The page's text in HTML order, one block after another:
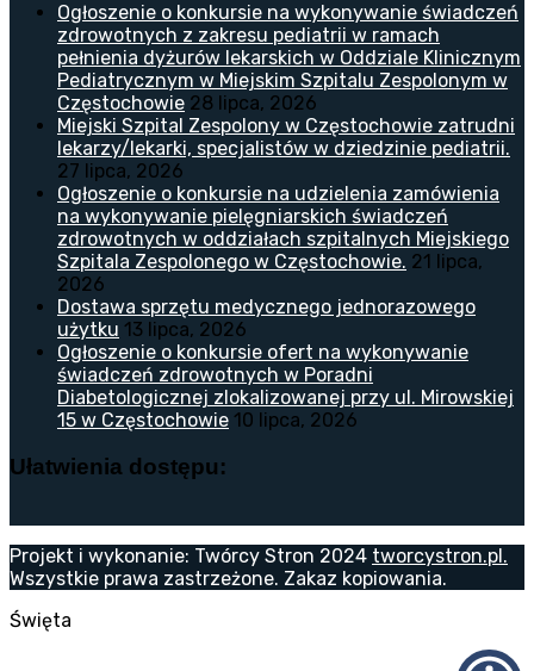
Ogłoszenie o konkursie na wykonywanie świadczeń
zdrowotnych z zakresu pediatrii w ramach
pełnienia dyżurów lekarskich w Oddziale Klinicznym
Pediatrycznym w Miejskim Szpitalu Zespolonym w
Częstochowie 28 lipca, 2026
Miejski Szpital Zespolony w Częstochowie zatrudni
lekarzy/lekarki, specjalistów w dziedzinie pediatrii.
27 lipca, 2026
Ogłoszenie o konkursie na udzielenia zamówienia
na wykonywanie pielęgniarskich świadczeń
zdrowotnych w oddziałach szpitalnych Miejskiego
Szpitala Zespolonego w Częstochowie. 21 lipca,
2026
Dostawa sprzętu medycznego jednorazowego
użytku 13 lipca, 2026
Ogłoszenie o konkursie ofert na wykonywanie
świadczeń zdrowotnych w Poradni
Diabetologicznej zlokalizowanej przy ul. Mirowskiej
15 w Częstochowie 10 lipca, 2026
Ułatwienia dostępu:
Projekt i wykonanie: Twórcy Stron 2024 tworcystron.pl.
Wszystkie prawa zastrzeżone. Zakaz kopiowania.
Święta